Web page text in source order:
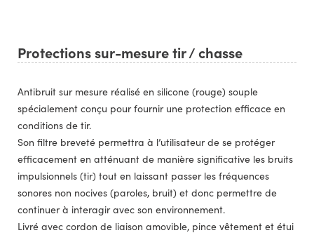
Protections sur-mesure tir / chasse
Antibruit sur mesure réalisé en silicone (rouge) souple
spécialement conçu pour fournir une protection efficace en
conditions de tir.
Son filtre breveté permettra à l’utilisateur de se protéger
efficacement en atténuant de manière significative les bruits
impulsionnels (tir) tout en laissant passer les fréquences
sonores non nocives (paroles, bruit) et donc permettre de
continuer à interagir avec son environnement.
Livré avec cordon de liaison amovible, pince vêtement et étui